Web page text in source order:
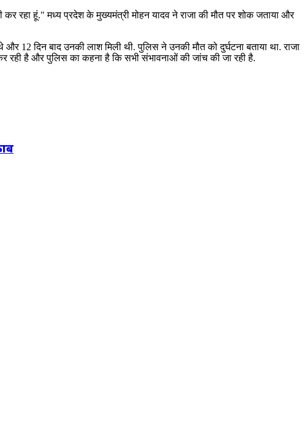
रहा हूं." मध्य प्रदेश के मुख्यमंत्री मोहन यादव ने राजा की मौत पर शोक जताया और
12 दिन बाद उनकी लाश मिली थी. पुलिस ने उनकी मौत को दुर्घटना बताया था. राजा
रही है और पुलिस का कहना है कि सभी संभावनाओं की जांच की जा रही है.